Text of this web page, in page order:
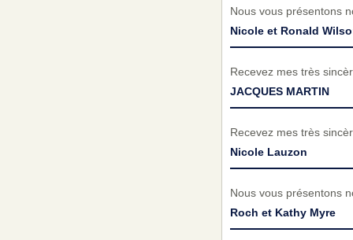
Nous vous présentons
Nicole et Ronald
Recevez mes très
JACQUES MARTIN
Recevez mes très
Nicole Lauzon
Nous vous présentons
Roch et Kathy Myre